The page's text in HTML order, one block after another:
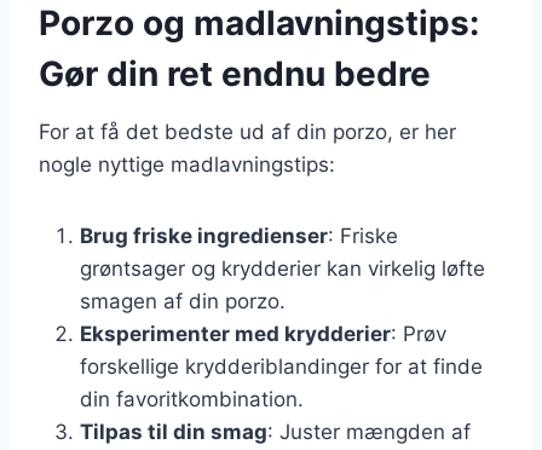
Porzo og madlavningstips:
Gør din ret endnu bedre
For at få det bedste ud af din porzo, er her
nogle nyttige madlavningstips:
Brug friske ingredienser: Friske
grøntsager og krydderier kan virkelig løfte
smagen af din porzo.
Eksperimenter med krydderier: Prøv
forskellige krydderiblandinger for at finde
din favoritkombination.
Tilpas til din smag: Juster mængden af